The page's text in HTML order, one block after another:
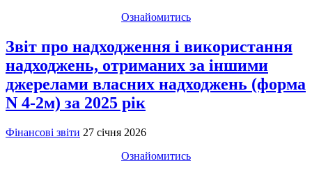
Ознайомитись
Звіт про надходження і використання
надходжень, отриманих за іншими
джерелами власних надходжень (форма
N 4-2м) за 2025 рік
Фінансові звіти 27 січня 2026
Ознайомитись